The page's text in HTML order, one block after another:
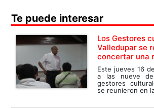
Te puede interesar
Los Gestores
Valledupar se
concertar una
Este jueves 16
a las nueve
gestores
se reunieron en